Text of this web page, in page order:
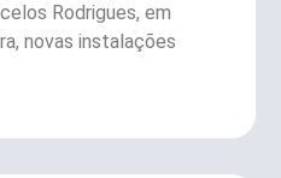
Rodrigues, em
novas instalações